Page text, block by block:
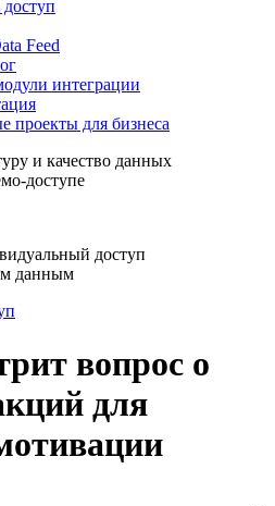
Feed
интеграции
проекты для бизнеса
и качество данных
доступе
доступ
данным
вопрос о
для